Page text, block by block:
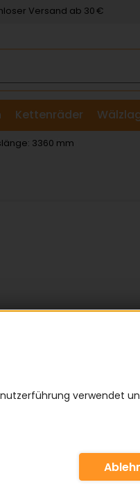
Versand ab 30 €
Kettenräder
& Scheiben
3360 mm
verwendet